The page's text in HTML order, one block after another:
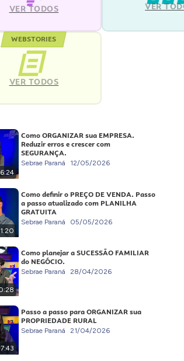
VER TODOS VER
WEBSTORIES
VER TODOS
Como ORGANIZAR sua EMPRESA.
Reduzir erros e crescer com
SEGURANÇA.
Sebrae Paraná 12/05/2026
Como definir o PREÇO DE VENDA. Passo
a passo atualizado com PLANILHA
GRATUITA
Sebrae Paraná 05/05/2026
Como planejar a SUCESSÃO FAMILIAR
do NEGÓCIO.
Sebrae Paraná 28/04/2026
Passo a passo para ORGANIZAR sua
PROPRIEDADE RURAL
Sebrae Paraná 21/04/2026